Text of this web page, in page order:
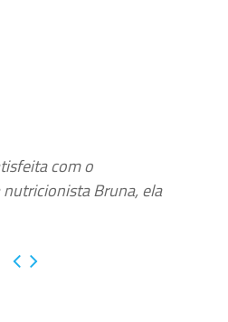
com o
Bruna, ela